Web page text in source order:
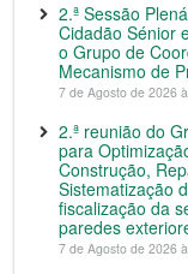
2.ª Sessão
Cidadão Sénior
o Grupo de
Mecanismo de
7 de Agosto de 2026
2.ª reunião do
para
Construção,
Sistematização
fiscalização da
paredes
7 de Agosto de 2026